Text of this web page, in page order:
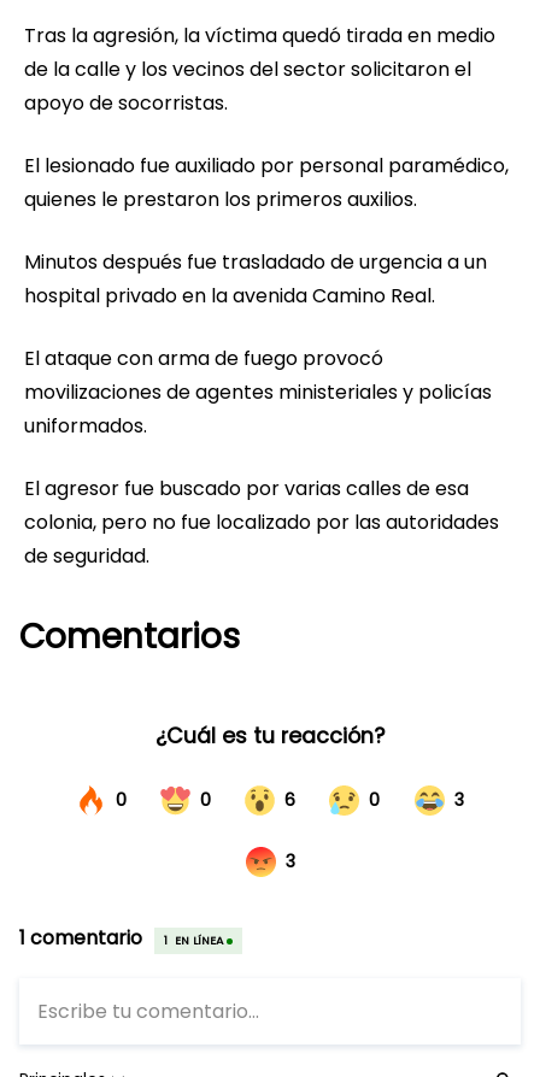
Tras la agresión, la víctima quedó tirada en medio
de la calle y los vecinos del sector solicitaron el
apoyo de socorristas.
El lesionado fue auxiliado por personal paramédico,
quienes le prestaron los primeros auxilios.
Minutos después fue trasladado de urgencia a un
hospital privado en la avenida Camino Real.
El ataque con arma de fuego provocó
movilizaciones de agentes ministeriales y policías
uniformados.
El agresor fue buscado por varias calles de esa
colonia, pero no fue localizado por las autoridades
de seguridad.
Comentarios